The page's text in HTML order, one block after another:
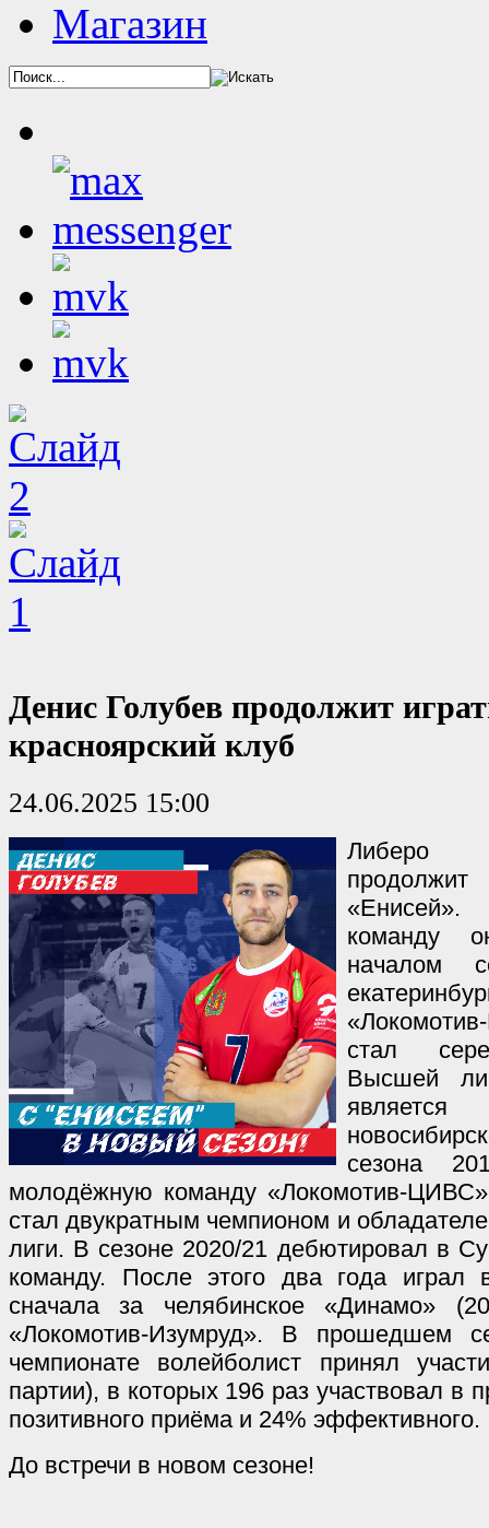
Магазин
Денис Голубев продолжит
красноярский клуб
24.06.2025 15:00
Либеро
команду
началом
стал
Высшей
сезона
молодёжную команду «Локомотив-
стал двукратным чемпионом и
лиги. В сезоне 2020/21 дебютировал в
команду. После этого два года
сначала за челябинское «Динамо»
«Локомотив-Изумруд». В прошедшем
чемпионате волейболист принял
партии), в которых 196 раз участвовал в
позитивного приёма и 24% эффективного.
До встречи в новом сезоне!